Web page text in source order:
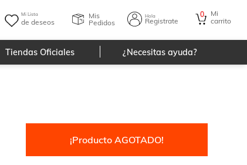
Mi Lista
de deseos
Mis
Pedidos
Hola
Registrate
0
Mi
carrito
Tiendas Oficiales ¿Necesitas ayuda?
¡Producto AGOTADO!